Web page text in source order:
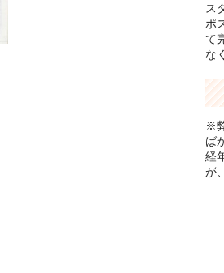
ス
ポ
て
な
※
ば
経
が